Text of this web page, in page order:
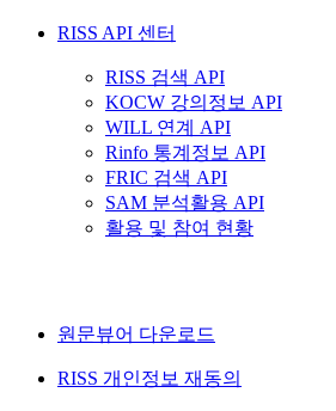
RISS API 센터
RISS 검색 API
KOCW 강의정보 API
WILL 연계 API
Rinfo 통계정보 API
FRIC 검색 API
SAM 분석활용 API
활용 및 참여 현황
원문뷰어 다운로드
RISS 개인정보 재동의